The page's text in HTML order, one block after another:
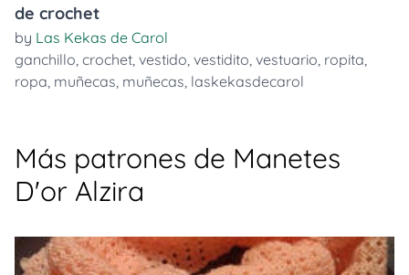
de crochet
by Las Kekas de Carol
ganchillo, crochet, vestido, vestidito, vestuario, ropita,
ropa, muñecas, muñecas, laskekasdecarol
Más patrones de Manetes
D'or Alzira